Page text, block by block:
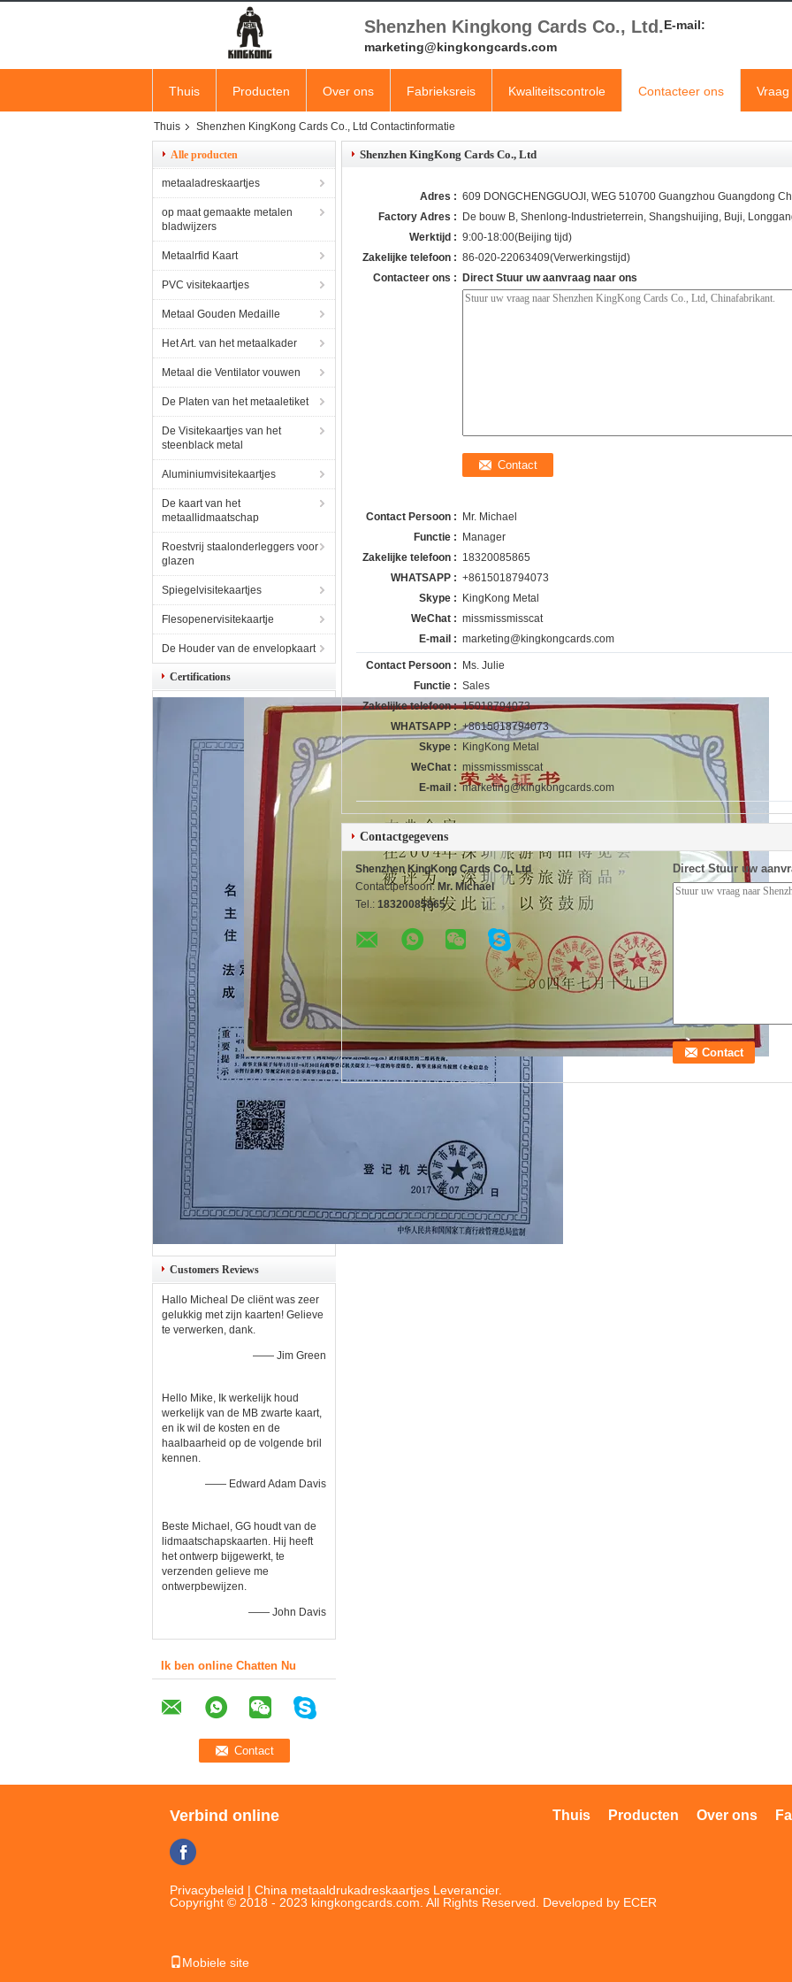
Shenzhen Kingkong Cards Co., Ltd.E-mail:
marketing@kingkongcards.com
Thuis Producten Over ons Fabrieksreis Kwaliteitscontrole Contacteer ons
Thuis Shenzhen KingKong Cards Co., Ltd Contactinformatie
Alle producten
metaaladreskaartjes
op maat gemaakte metalen
bladwijzers
Metaalrfid Kaart
PVC visitekaartjes
Metaal Gouden Medaille
Het Art. van het metaalkader
Metaal die Ventilator vouwen
De Platen van het metaaletiket
De Visitekaartjes van het
steenblack metal
Aluminiumvisitekaartjes
De kaart van het
metaallidmaatschap
Roestvrij staalonderleggers voor
glazen
Spiegelvisitekaartjes
Flesopenervisitekaartje
De Houder van de envelopkaart
Certifications
Customers Reviews
Hallo Micheal De cliënt was zeer
gelukkig met zijn kaarten! Gelieve
te verwerken, dank.
—— Jim Green
Hello Mike, Ik werkelijk houd
werkelijk van de MB zwarte kaart,
en ik wil de kosten en de
haalbaarheid op de volgende bril
kennen.
—— Edward Adam Davis
Beste Michael, GG houdt van de
lidmaatschapskaarten. Hij heeft
het ontwerp bijgewerkt, te
verzenden gelieve me
ontwerpbewijzen.
—— John Davis
Ik ben online Chatten Nu
Shenzhen KingKong Cards Co., Ltd
Adres : 609 DONGCHENGGUOJI, WEG 510700 Guangzhou Guangdong
Factory Adres :
De bouw B, Shenlong-Industrieterrein, Shangshuijing, Buji,
Werktijd : 9:00-18:00(Beijing tijd)
Zakelijke telefoon : 86-020-22063409(Verwerkingstijd)
Contacteer ons :
Direct Stuur uw aanvraag naar ons
Contact Persoon :
Mr. Michael
Functie :
Manager
Zakelijke telefoon : 18320085865
WHATSAPP : +8615018794073
Skype :
KingKong Metal
WeChat : missmissmisscat
E-mail : marketing@kingkongcards.com
Contact Persoon :
Ms. Julie
Functie : Sales
Zakelijke telefoon : 15018794073
WHATSAPP : +8615018794073
Skype :
KingKong Metal
WeChat : missmissmisscat
E-mail : marketing@kingkongcards.com
Contactgegevens
Shenzhen KingKong Cards Co., Ltd
Contactpersoon: Mr. Michael
Tel.: 18320085865
Direct Stuur uw
Verbind online Over ons
Producten
Thuis
Privacybeleid | China metaaldrukadreskaartjes Leverancier.
Copyright © 2018 - 2023 kingkongcards.com. All Rights Reserved. Developed by ECER
Mobiele site